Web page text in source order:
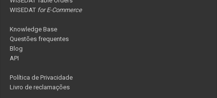
WISEDAT for E-Commerce
Knowledge Base
Questões frequentes
Blog
API
Política de Privacidade
Livro de reclamações